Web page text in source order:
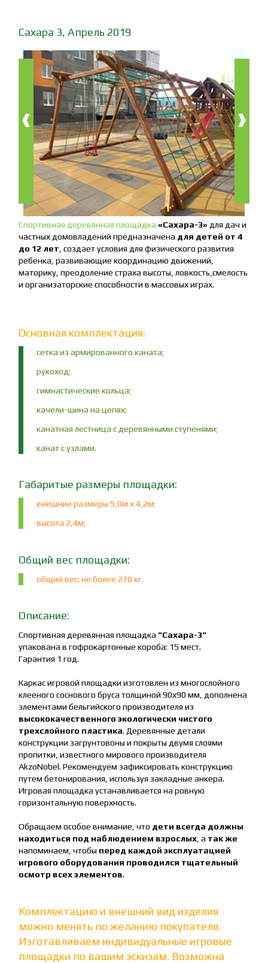
Сахара 3, Апрель 2019
‹ ›
Спортивная деревянная площадка «Сахара-3» для дач и
частных домовладений предназначена для детей от 4
до 12 лет , создает условия для физического развития
ребенка, развивающие координацию движений,
маторику, преодоление страха высоты, ловкость,смелость
и организаторские способности в массовых играх.
Основная комплектация:
сетка из армированного каната;
рукоход;
гимнастические кольца;
качели-шина на цепях;
канатная лестница с деревянными ступенями;
канат с узлами.
Габаритые размеры площадки:
внешние размеры 5,0м х 4,2м;
высота 2,4м;
Общий вес площадки:
общий вес: не более 270 кг.
Описание:
Спортивная деревянная площадка "Сахара-3"
упакована в гофрокартонные короба: 15 мест.
Гарантия 1 год.
Каркас игровой площадки изготовлен из многослойного
клееного соснового бруса толщиной 90х90 мм, дополнена
элементами бельгийского производителя из
высококачественного экологически чистого
трехслойного пластика. Деревянные детали
конструкции загрунтовоны и покрыты двумя слоями
пропитки, известного мирового производителя
AkzoNobel. Рекомендуем зафиксировать конструкцию
путем бетонирования, используя закладные анкера.
Игровая площадка устанавливается на ровную
горизонтальную поверхность.
Обращаем особое внимание, что дети всегда должны
находиться под наблюдением взрослых , а так же
напоминаем, чтобы перед каждой эксплуатацией
игрового оборудования проводился тщательный
осмотр всех элементов.
Комплектацию и внешний вид изделия
можно менять по желанию покупателя.
Изготавливаем индивидуальные игровые
площадки по вашим эскизам. Возможна